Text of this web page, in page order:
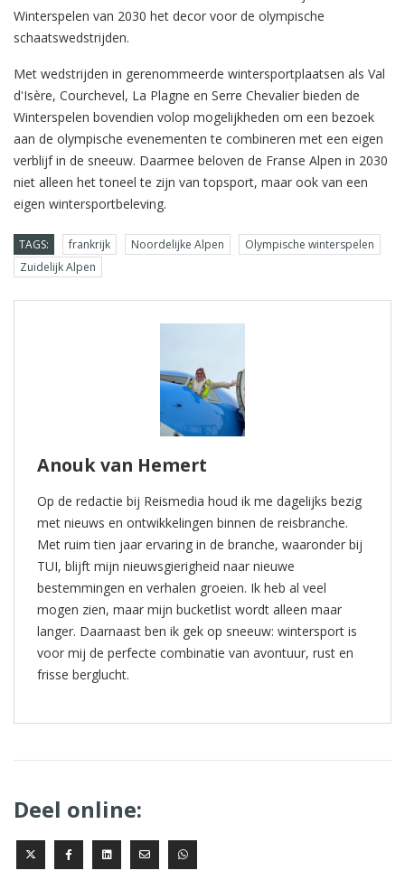
Winterspelen van 2030 het decor voor de olympische
schaatswedstrijden.
Met wedstrijden in gerenommeerde wintersportplaatsen als Val
d'Isère, Courchevel, La Plagne en Serre Chevalier bieden de
Winterspelen bovendien volop mogelijkheden om een bezoek
aan de olympische evenementen te combineren met een eigen
verblijf in de sneeuw. Daarmee beloven de Franse Alpen in 2030
niet alleen het toneel te zijn van topsport, maar ook van een
eigen wintersportbeleving.
TAGS: frankrijk Noordelijke Alpen
Olympische winterspelen
Zuidelijk Alpen
Anouk van Hemert
Op de redactie bij Reismedia houd ik me dagelijks bezig
met nieuws en ontwikkelingen binnen de reisbranche.
Met ruim tien jaar ervaring in de branche, waaronder bij
TUI, blijft mijn nieuwsgierigheid naar nieuwe
bestemmingen en verhalen groeien. Ik heb al veel
mogen zien, maar mijn bucketlist wordt alleen maar
langer. Daarnaast ben ik gek op sneeuw: wintersport is
voor mij de perfecte combinatie van avontuur, rust en
frisse berglucht.
Deel online: